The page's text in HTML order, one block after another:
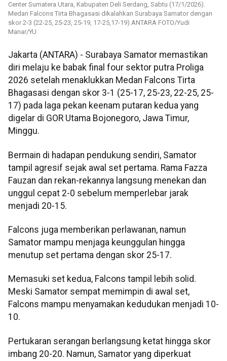
Center Sumatera Utara, Kabupaten Deli Serdang, Sabtu (17/1/2026).
Medan Falcons Tirta Bhagasasi dikalahkan Surabaya Samator dengan
skor 2-3 (22-25, 25-23, 25-19, 17-25,17-19).ANTARA FOTO/Yudi
Manar/YU
Jakarta (ANTARA) - Surabaya Samator memastikan
diri melaju ke babak final four sektor putra Proliga
2026 setelah menaklukkan Medan Falcons Tirta
Bhagasasi dengan skor 3-1 (25-17, 25-23, 22-25, 25-
17) pada laga pekan keenam putaran kedua yang
digelar di GOR Utama Bojonegoro, Jawa Timur,
Minggu.
Bermain di hadapan pendukung sendiri, Samator
tampil agresif sejak awal set pertama. Rama Fazza
Fauzan dan rekan-rekannya langsung menekan dan
unggul cepat 2-0 sebelum memperlebar jarak
menjadi 20-15.
Falcons juga memberikan perlawanan, namun
Samator mampu menjaga keunggulan hingga
menutup set pertama dengan skor 25-17.
Memasuki set kedua, Falcons tampil lebih solid.
Meski Samator sempat memimpin di awal set,
Falcons mampu menyamakan kedudukan menjadi 10-
10.
Pertukaran serangan berlangsung ketat hingga skor
imbang 20-20. Namun, Samator yang diperkuat